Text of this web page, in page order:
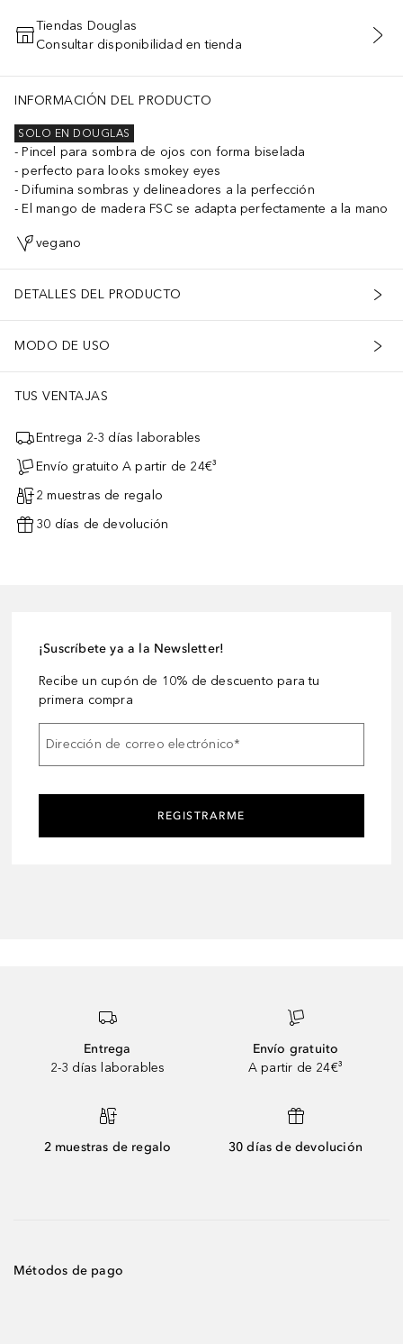
AÑADIR AL CARRITO
Tiendas Douglas
Consultar disponibilidad en tienda
INFORMACIÓN DEL PRODUCTO
SOLO EN DOUGLAS
Pincel para sombra de ojos con forma biselada
perfecto para looks smokey eyes
Difumina sombras y delineadores a la perfección
El mango de madera FSC se adapta perfectamente a la mano
vegano
DETALLES DEL PRODUCTO
MODO DE USO
TUS VENTAJAS
Entrega 2-3 días laborables
Envío gratuito A partir de 24€³
2 muestras de regalo
30 días de devolución
¡Suscríbete ya a la Newsletter!
Recibe un cupón de 10% de descuento para tu
primera compra
Dirección de correo electrónico*
REGISTRARME
Entrega
2-3 días laborables
Envío gratuito
A partir de 24€³
2 muestras de regalo 30 días de devolución
Métodos de pago